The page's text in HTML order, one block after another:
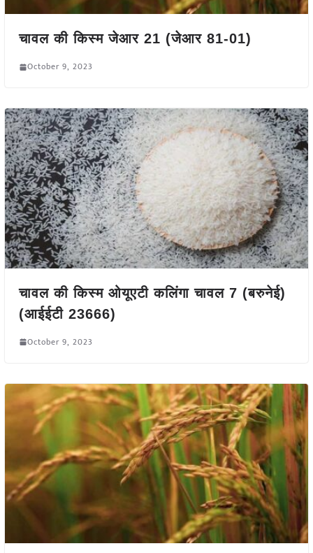
चावल की किस्म जेआर 21 (जेआर 81-01)
October 9, 2023
चावल की किस्म ओयूएटी कलिंगा चावल 7 (बरुनेई)
(आईईटी 23666)
October 9, 2023